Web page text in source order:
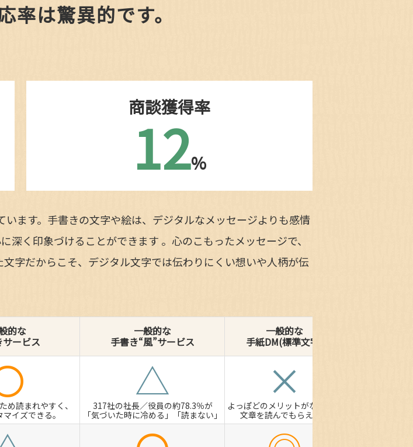
率は驚異的です。
商談獲得率
12%
ます。手書きの文字や絵は、デジタルなメッセージよりも感情
く印象づけることができます 。心のこもったメッセージで、
字だからこそ、デジタル文字では伝わりにくい想いや人柄が伝
的な
サービス
一般的な
手書き“風”サービス
一般的な
手紙DM(標準文字)
め読まれやすく、
イズできる。
△
317社の社長／役員の約78.3％が
「気づいた時に冷める」「読まない」
×
よっぽどのメリットがない限り
文章を読んでもらえない